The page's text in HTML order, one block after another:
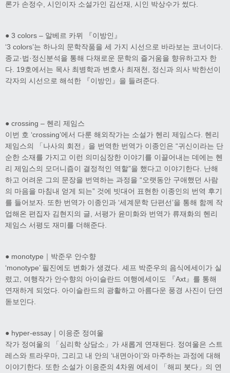
론가 손정수, 시인이자 소설가인 김선재, 시인 박상수가 썼다.
● 3 colors – 알베르 카뮈 『이방인』
‘3 colors’는 하나의 문학작품을 세 가지 시선으로 바라보는 코너이다.
종교·법·정신분석을 통해 다채로운 문학의 즐거움을 향유하고자 한
다. 19호에서는 목사 최병학과 변호사 최재천, 정신과 의사 박한선이
각자의 시선으로 해석한 『이방인』을 들려준다.
● crossing – 헨리 제임스
이번 호 ‘crossing’에서 다룬 해외작가는 소설가 헨리 제임스다. 헨리
제임스의 「나사의 회전」을 번역한 번역가 이종인은 “귀신이라는 단
순한 소재를 가지고 이런 의미심장한 이야기를 이끌어내는 데에는 헨
리 제임스의 모더니즘이 결정적인 역할”을 했다고 이야기한다. 난해
하고 어려운 그의 문장을 번역하는 과정을 “오랫동안 구애했던 사람
의 마음을 마침내 얻게 되는” 것에 빗대어 표현한 이종인의 번역 후기
를 들어보자. 또한 번역가 이종인과 ‘세계문학 단편선’을 통해 함께 작
업해온 편집자 김현지의 글, 서평가 윤미화와 번역가 류재화의 헨리
제임스 서평도 재미를 더해준다.
● monotype｜박준우 안수향
‘monotype’ 필진에도 변화가 생겼다. 셰프 박준우의 음식에세이가 실
렸고, 여행작가 안수향의 아이슬란드 여행에세이도 『Axt』를 통해
연재하게 되었다. 아이슬란드의 광활하고 아름다운 풍경 사진이 단연
돋보인다.
● hyper-essay｜이응준 정여울
작가 정여울의 「심리학 상담소」가 새롭게 연재된다. 정여울은 스트
레스와 트라우마, 그리고 내 안의 ‘내면아이’와 마주하는 과정에 대해
이야기한다. 또한 소설가 이응준의 4차원 에세이 「해피 붓다」의 연